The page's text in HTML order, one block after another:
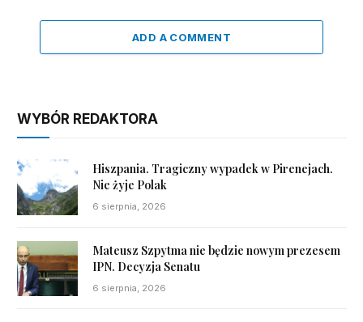
ADD A COMMENT
WYBÓR REDAKTORA
Hiszpania. Tragiczny wypadek w Pirenejach.
Nie żyje Polak
6 sierpnia, 2026
Mateusz Szpytma nie będzie nowym prezesem
IPN. Decyzja Senatu
6 sierpnia, 2026